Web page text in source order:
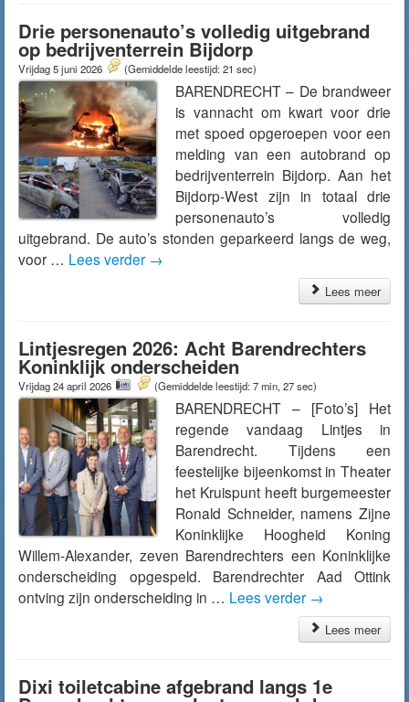
Drie personenauto’s volledig uitgebrand
op bedrijventerrein Bijdorp
Vrijdag 5 juni 2026 (Gemiddelde leestijd: 21 sec)
BARENDRECHT – De brandweer
is vannacht om kwart voor drie
met spoed opgeroepen voor een
melding van een autobrand op
bedrijventerrein Bijdorp. Aan het
Bijdorp-West zijn in totaal drie
personenauto’s volledig
uitgebrand. De auto’s stonden geparkeerd langs de weg,
voor … Lees verder →
Lees meer
Lintjesregen 2026: Acht Barendrechters
Koninklijk onderscheiden
Vrijdag 24 april 2026 (Gemiddelde leestijd: 7 min, 27 sec)
BARENDRECHT – [Foto’s] Het
regende vandaag Lintjes in
Barendrecht. Tijdens een
feestelijke bijeenkomst in Theater
het Kruispunt heeft burgemeester
Ronald Schneider, namens Zijne
Koninklijke Hoogheid Koning
Willem-Alexander, zeven Barendrechters een Koninklijke
onderscheiding opgespeld. Barendrechter Aad Ottink
ontving zijn onderscheiding in … Lees verder →
Lees meer
Dixi toiletcabine afgebrand langs 1e